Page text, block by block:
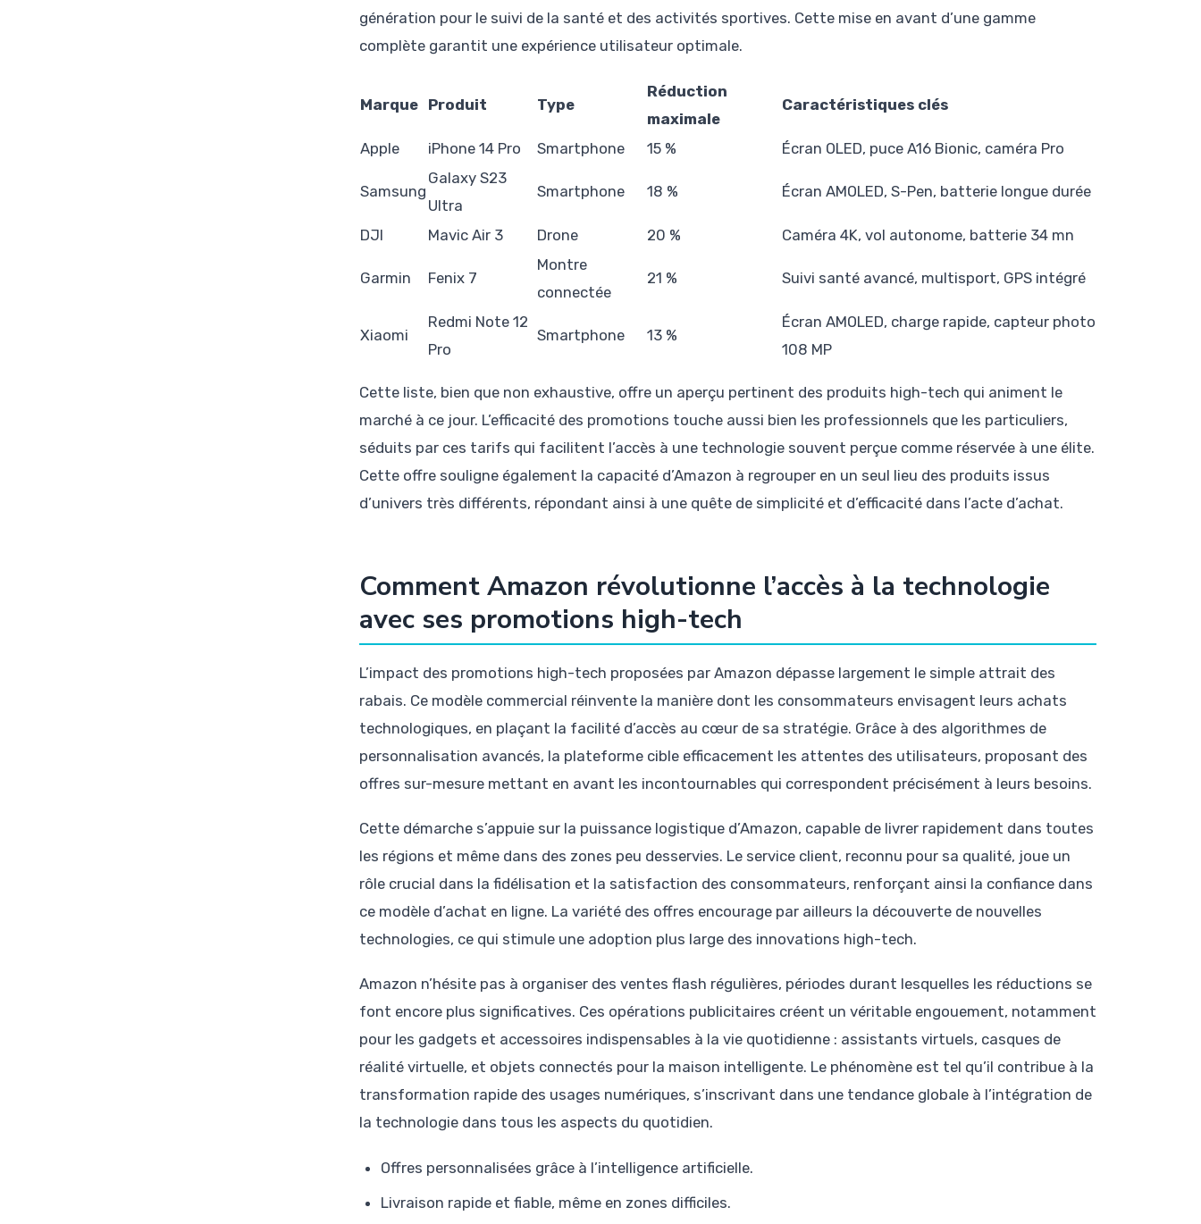
génération pour le suivi de la santé et des activités sportives. Cette mise en avant d’une gamme
complète garantit une expérience utilisateur optimale.
Marque Produit Type
Réduction
maximale
Caractéristiques clés
Apple iPhone 14 Pro Smartphone 15 % Écran OLED, puce A16 Bionic, caméra Pro
Samsung
Galaxy S23
Ultra
Smartphone 18 % Écran AMOLED, S-Pen, batterie longue durée
DJI Mavic Air 3 Drone 20 % Caméra 4K, vol autonome, batterie 34 mn
Garmin Fenix 7
Montre
connectée
21 % Suivi santé avancé, multisport, GPS intégré
Xiaomi
Redmi Note 12
Pro
Smartphone 13 %
Écran AMOLED, charge rapide, capteur photo
108 MP
Cette liste, bien que non exhaustive, offre un aperçu pertinent des produits high-tech qui animent le
marché à ce jour. L’efficacité des promotions touche aussi bien les professionnels que les particuliers,
séduits par ces tarifs qui facilitent l’accès à une technologie souvent perçue comme réservée à une élite.
Cette offre souligne également la capacité d’Amazon à regrouper en un seul lieu des produits issus
d’univers très différents, répondant ainsi à une quête de simplicité et d’efficacité dans l’acte d’achat.
Comment Amazon révolutionne l’accès à la technologie
avec ses promotions high-tech
L’impact des promotions high-tech proposées par Amazon dépasse largement le simple attrait des
rabais. Ce modèle commercial réinvente la manière dont les consommateurs envisagent leurs achats
technologiques, en plaçant la facilité d’accès au cœur de sa stratégie. Grâce à des algorithmes de
personnalisation avancés, la plateforme cible efficacement les attentes des utilisateurs, proposant des
offres sur-mesure mettant en avant les incontournables qui correspondent précisément à leurs besoins.
Cette démarche s’appuie sur la puissance logistique d’Amazon, capable de livrer rapidement dans toutes
les régions et même dans des zones peu desservies. Le service client, reconnu pour sa qualité, joue un
rôle crucial dans la fidélisation et la satisfaction des consommateurs, renforçant ainsi la confiance dans
ce modèle d’achat en ligne. La variété des offres encourage par ailleurs la découverte de nouvelles
technologies, ce qui stimule une adoption plus large des innovations high-tech.
Amazon n’hésite pas à organiser des ventes flash régulières, périodes durant lesquelles les réductions se
font encore plus significatives. Ces opérations publicitaires créent un véritable engouement, notamment
pour les gadgets et accessoires indispensables à la vie quotidienne : assistants virtuels, casques de
réalité virtuelle, et objets connectés pour la maison intelligente. Le phénomène est tel qu’il contribue à la
transformation rapide des usages numériques, s’inscrivant dans une tendance globale à l’intégration de
la technologie dans tous les aspects du quotidien.
Offres personnalisées grâce à l’intelligence artificielle.
Livraison rapide et fiable, même en zones difficiles.